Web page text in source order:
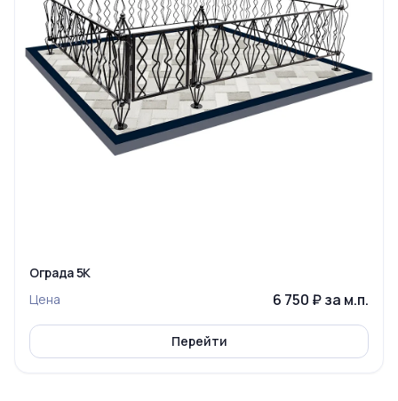
Ограда 5К
Цена
6 750 ₽ за м.п.
Перейти